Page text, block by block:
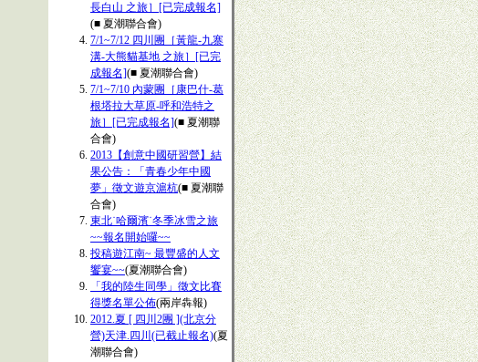
長白山 之旅］[已完成報名]
(■ 夏潮聯合會)
7/1~7/12 四川團［黃龍-九寨
溝-大熊貓基地 之旅］[已完
成報名](■ 夏潮聯合會)
7/1~7/10 內蒙團［康巴什-葛
根塔拉大草原-呼和浩特之
旅］[已完成報名](■ 夏潮聯
合會)
2013【創意中國研習營】結
果公告：「青春少年中國
夢」徵文遊京滬杭(■ 夏潮聯
合會)
東北˙哈爾濱˙冬季冰雪之旅
~~報名開始囉~~
投稿遊江南~ 最豐盛的人文
饗宴~~(夏潮聯合會)
「我的陸生同學」徵文比賽
得獎名單公佈(兩岸犇報)
2012.夏 [ 四川2團 ](北京分
營)天津.四川(已截止報名)(夏
潮聯合會)